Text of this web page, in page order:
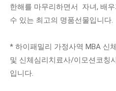
한해를 마무리하면서 자녀, 배
수 있는 최고의 명품선물입니다.
* 하이패밀리 가정사역 MBA 신
및 신체심리치료사/이모션코칭
입니다.